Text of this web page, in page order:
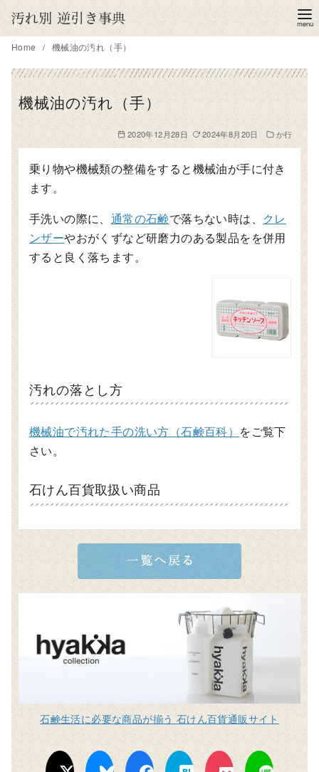
Home 機械油の汚れ（手）
機械油の汚れ（手）
2020年12月28日 2024年8月20日 か行
乗り物や機械類の整備をすると機械油が手に付き
ます。
手洗いの際に、 通常の石鹸で落ちない時は、 クレ
ンザーやおがくずなど研磨力のある製品をを併用
すると良く落ちます。
汚れの落とし方
機械油で汚れた手の洗い方（石鹸百科） をご覧下
さい。
石けん百貨取扱い商品
石鹸生活に必要な商品が揃う 石けん百貨通販サイト